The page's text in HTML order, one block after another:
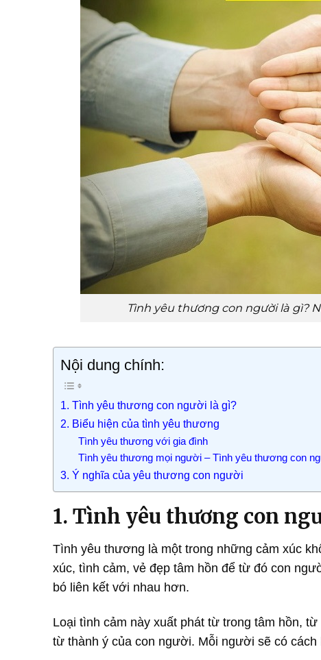
Tình yêu thương con người là gì?
Nội dung chính:
1. Tình yêu thương con người là gì?
2. Biểu hiện của tình yêu thương
Tình yêu thương với gia đình
Tình yêu thương mọi người – Tình yêu thương con
3. Ý nghĩa của yêu thương con người
1. Tình yêu thương con
Tình yêu thương là một trong những cảm xúc
xúc, tình cảm, vẻ đẹp tâm hồn để từ đó con
bó liên kết với nhau hơn.
Loại tình cảm này xuất phát từ trong tâm hồn,
từ thành ý của con người. Mỗi người sẽ có cách